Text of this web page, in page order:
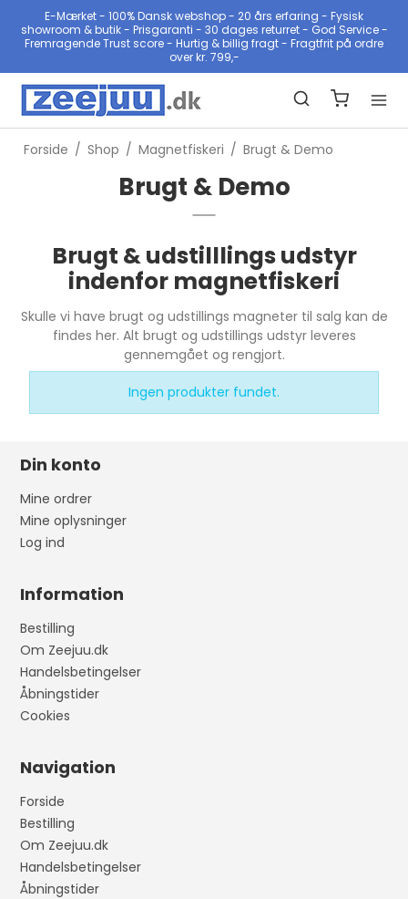
E-Mærket - 100% Dansk webshop - 20 års erfaring - Fysisk
showroom & butik - Prisgaranti - 30 dages returret - God Service -
Fremragende Trust score - Hurtig & billig fragt - Fragtfrit på ordre
over kr. 799,-
Forside / Shop / Magnetfiskeri / Brugt & Demo
Brugt & Demo
Brugt & udstilllings udstyr
indenfor magnetfiskeri
Skulle vi have brugt og udstillings magneter til salg kan de
findes her. Alt brugt og udstillings udstyr leveres
gennemgået og rengjort.
Ingen produkter fundet.
Din konto
Mine ordrer
Mine oplysninger
Log ind
Information
Bestilling
Om Zeejuu.dk
Handelsbetingelser
Åbningstider
Cookies
Navigation
Forside
Bestilling
Om Zeejuu.dk
Handelsbetingelser
Åbningstider